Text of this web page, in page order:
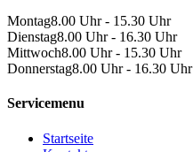
Montag8.00 Uhr - 15.30 Uhr
Dienstag8.00 Uhr - 16.30 Uhr
Mittwoch8.00 Uhr - 15.30 Uhr
Donnerstag8.00 Uhr - 16.30 Uhr
Servicemenu
Startseite